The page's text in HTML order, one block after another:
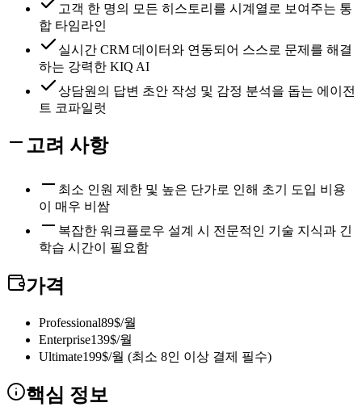
고객 한 명의 모든 히스토리를 시계열로 보여주는 통
합 타임라인
실시간 CRM 데이터와 연동되어 스스로 문제를 해결
하는 강력한 KIQ AI
상담원의 답변 초안 작성 및 감정 분석을 돕는 에이전
트 코파일럿
고려 사항
최소 인원 제한 및 높은 단가로 인해 초기 도입 비용
이 매우 비쌈
복잡한 워크플로우 설계 시 전문적인 기술 지식과 긴
학습 시간이 필요함
가격
Professional89$/월
Enterprise139$/월
Ultimate199$/월 (최소 8인 이상 결제 필수)
핵심 정보